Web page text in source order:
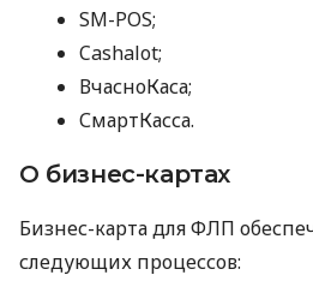
SM-POS;
Cashalot;
ВчасноКаса;
СмартКасса.
О бизнес-картах
Бизнес-карта для ФЛП
следующих процессов: